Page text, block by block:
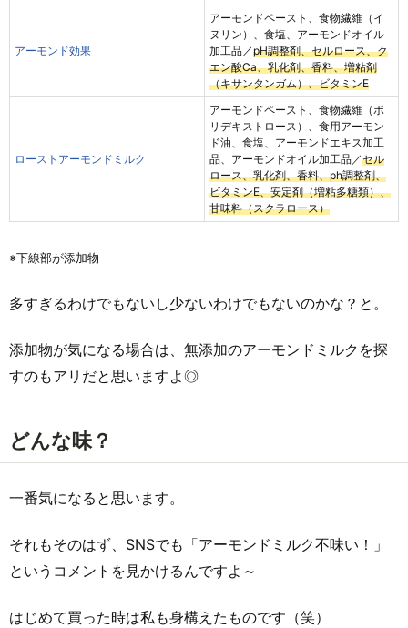
アーモンド効果
アーモンドペースト、食物繊維（イ
ヌリン）、食塩、アーモンドオイル
加工品／pH調整剤、セルロース、ク
エン酸Ca、乳化剤、香料、増粘剤
（キサンタンガム）、ビタミンE
ローストアーモンドミルク
アーモンドペースト、食物繊維（ポ
リデキストロース）、食用アーモン
ド油、食塩、アーモンドエキス加工
品、アーモンドオイル加工品／セル
ロース、乳化剤、香料、ph調整剤、
ビタミンE、安定剤（増粘多糖類）、
甘味料（スクラロース）
※下線部が添加物
多すぎるわけでもないし少ないわけでもないのかな？と。
添加物が気になる場合は、無添加のアーモンドミルクを探
すのもアリだと思いますよ◎
どんな味？
一番気になると思います。
それもそのはず、SNSでも「アーモンドミルク不味い！」
というコメントを見かけるんですよ～
はじめて買った時は私も身構えたものです（笑）